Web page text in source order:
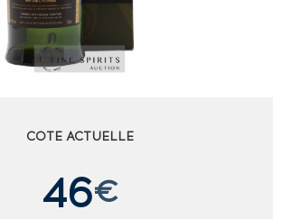
COTE ACTUELLE
46€